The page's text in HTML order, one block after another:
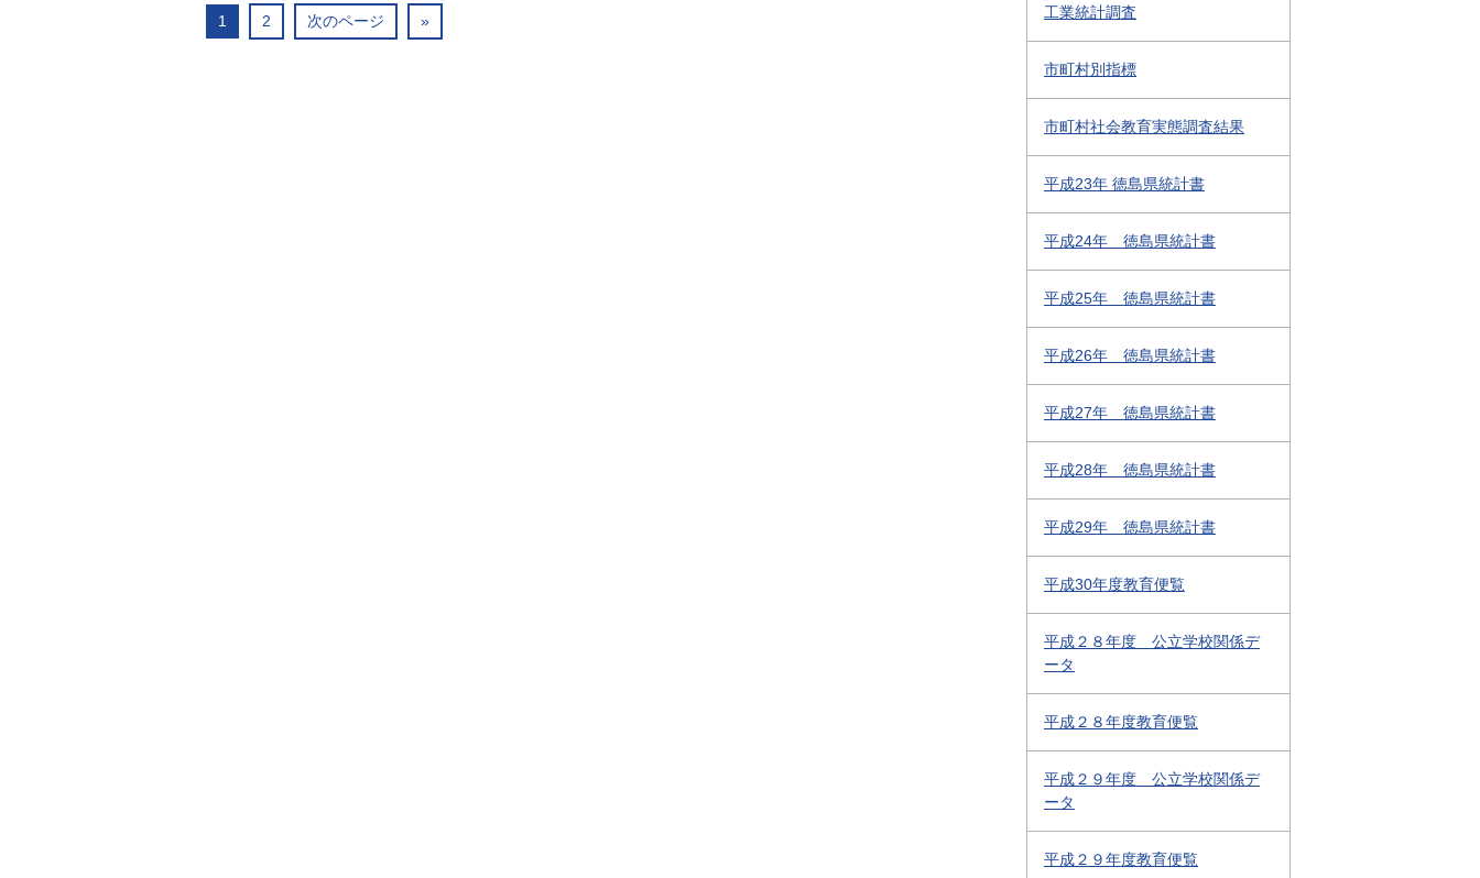
1 2 次のページ » 工業統計調査
市町村別指標
市町村社会教育実態調査結果
平成23年 徳島県統計書
平成24年 徳島県統計書
平成25年 徳島県統計書
平成26年 徳島県統計書
平成27年 徳島県統計書
平成28年 徳島県統計書
平成29年 徳島県統計書
平成30年度教育便覧
平成２８年度 公立学校関係デ
ータ
平成２８年度教育便覧
平成２９年度 公立学校関係デ
ータ
平成２９年度教育便覧